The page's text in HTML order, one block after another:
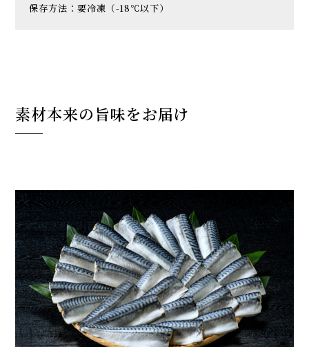
保存方法：要冷凍（-18℃以下）
素材本来の旨味をお届け